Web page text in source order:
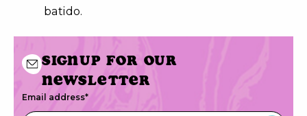
batido.
Signup for our
newsletter
Email address*